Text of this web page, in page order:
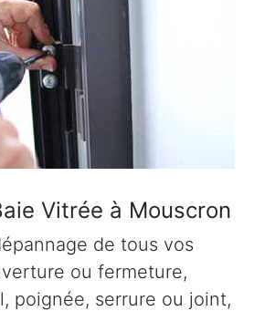
Vitrée à Mouscron
de tous vos
ou fermeture,
poignée, serrure ou joint,